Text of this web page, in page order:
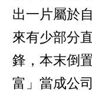
出一片屬於
來有少部分
鋒，本末倒
富」當成公